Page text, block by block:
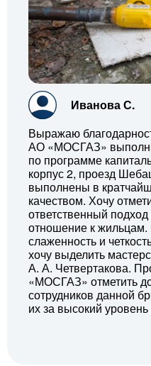
Иванова С.
Выражаю
АО «МОСГАЗ»
по программе
корпус 2, проезд
выполнены в
качеством. Хочу
ответственный
отношение к
слаженность и
хочу выделить
А. А. Четвертакова.
«МОСГАЗ» отметить
сотрудников данной
их за высокий